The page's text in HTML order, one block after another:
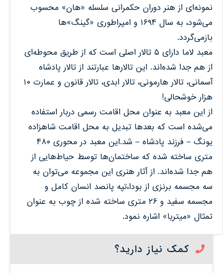
نمونه‌ای از هنر دوران حکمرانی سلسله «هان» محسوب
می‌شود، به سال ۱۶۹۴ و امپراطوری «گینگ‌»ها
بازمی‌گردد.
معبد لاما دارای ۵ تالار اصلی است که از طریق محوطه‌ای
از هم جدا شده‌اند. این تالارها عبارتند از تالار پادشاه
آسمانی، تالار هارمونی، تالار ابدی، تالار قانون و عمارت ۱۰
هزار خوشحالی!
از این معبد به عنوان محل اقامت رسمی دربار استفاده
می‌شده است که بعدها تبدیل به محل اقامت شاهزاده
یونگ – فرزند پادشاه – شد.این معبد در محوری ۴۸۰
متری ساخته شده که ساختمان‌ها توسط حیاط‌هایی از
هم جدا شده‌اند. از آثار هنری این مجموعه می‌توان به
سه مجسمه برنزی از بودا،تپه پانصد انسان کامل و
مجسمه سفید و ۲۶ متری ساخته شده از چوب به عنوان
تمثال «میتریا» اشاره نمود.
کمک نیاز دارید؟